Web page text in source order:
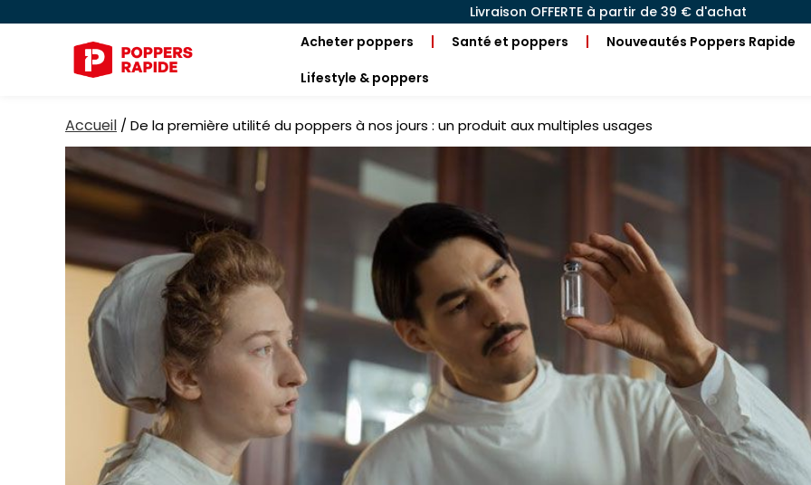
Livraison OFFERTE à partir de 39 € d'achat
Acheter poppers
Santé et poppers Nouveautés Poppers Rapide
Lifestyle & poppers
Accueil / De la première utilité du poppers à nos jours : un produit aux multiples usages